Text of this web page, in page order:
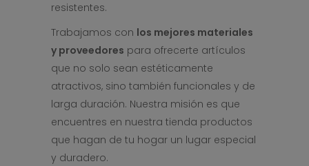
resistentes.
Trabajamos con los mejores materiales
y proveedores para ofrecerte artículos
que no solo sean estéticamente
atractivos, sino también funcionales y de
larga duración. Nuestra misión es que
encuentres en nuestra tienda productos
que hagan de tu hogar un lugar especial
y duradero.